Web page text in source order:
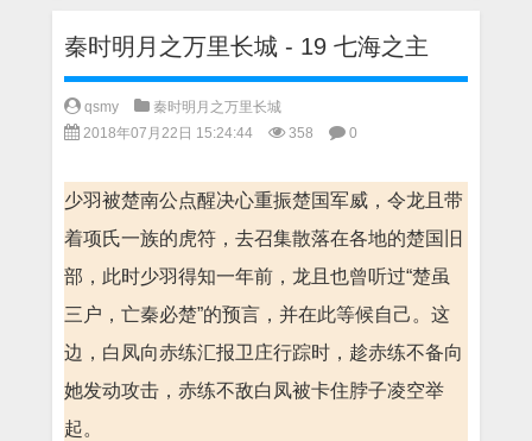
秦时明月之万里长城 - 19 七海之主
qsmy
秦时明月之万里长城
2018年07月22日 15:24:44
358 0
少羽被楚南公点醒决心重振楚国军威，令龙且带
着项氏一族的虎符，去召集散落在各地的楚国旧
部，此时少羽得知一年前，龙且也曾听过“楚虽
三户，亡秦必楚”的预言，并在此等候自己。这
边，白凤向赤练汇报卫庄行踪时，趁赤练不备向
她发动攻击，赤练不敌白凤被卡住脖子凌空举
起。